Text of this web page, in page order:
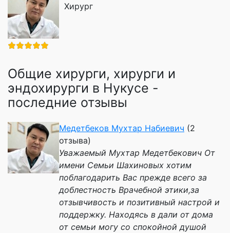
Хирург
Общие хирурги, хирурги и
эндохирурги в Нукусе -
последние отзывы
Медетбеков Мухтар Набиевич (2
отзыва)
Уважаемый Мухтар Медетбекович От
имени Семьи Шахиновых хотим
поблагодарить Вас прежде всего за
доблестность Врачебной этики,за
отзывчивость и позитивный настрой и
поддержку. Находясь в дали от дома
от семьи могу со спокойной душой